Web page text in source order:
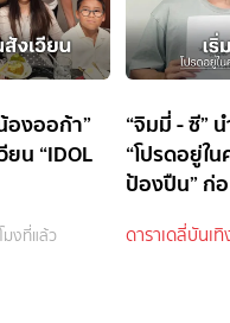
งออก้า”
ยน “IDOL
มงที่แล้ว
“จิมมี่ - ซี”
“โปรดอยู่ใ
ป้องปืน” ก่
ดาราเดลี่บันเทิ